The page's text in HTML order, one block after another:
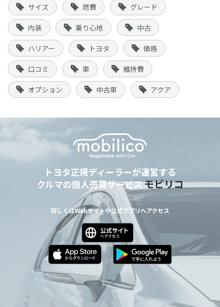
サイズ 燃費 グレード
内装 乗り心地 中古
ハリアー トヨタ 価格
口コミ 車 維持費
オプション 中古車 アクア
トヨタ正規ディーラーが運営する
クルマの個人売買サービスモビリコ
詳しくはWebサイトや公式アプリへアクセス